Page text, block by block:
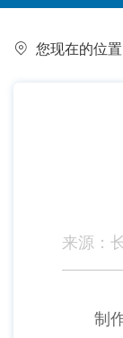
您现在的位置
来源：
制作